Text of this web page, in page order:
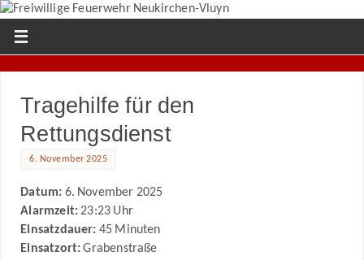
Tragehilfe für den
Rettungsdienst
6. November 2025
Datum: 6. November 2025
Alarmzeit:23:23 Uhr
Einsatzdauer: 45 Minuten
Einsatzort:Grabenstraße